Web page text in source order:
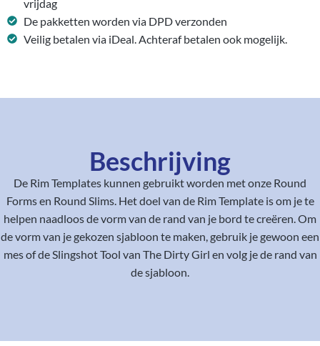
vrijdag
De pakketten worden via DPD verzonden
Veilig betalen via iDeal. Achteraf betalen ook mogelijk.
Beschrijving
De Rim Templates kunnen gebruikt worden met onze Round
Forms en Round Slims. Het doel van de Rim Template is om je te
helpen naadloos de vorm van de rand van je bord te creëren. Om
de vorm van je gekozen sjabloon te maken, gebruik je gewoon een
mes of de Slingshot Tool van The Dirty Girl en volg je de rand van
de sjabloon.